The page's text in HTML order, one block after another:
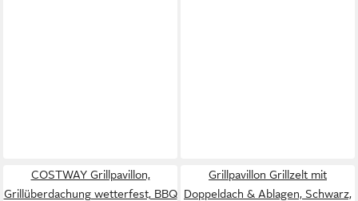
COSTWAY Grillpavillon,
Grillüberdachung wetterfest, BBQ
Grillpavillon Grillzelt mit
Doppeldach & Ablagen, Schwarz,